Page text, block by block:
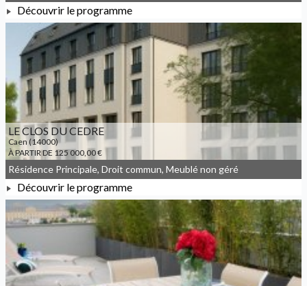
À PARTIR DE 139 968,00 €
Découvrir le programme
LE CLOS DU CEDRE
Caen (14000)
À PARTIR DE 125 000,00 €
À PARTIR DE 125 000,00 €
Résidence Principale, Droit commun, Meublé non géré
Découvrir le programme